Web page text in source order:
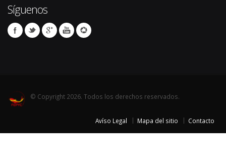
Síguenos
© Copyright 2026. Todos los derechos reservados.
Avíso Legal Mapa del sitio Contacto